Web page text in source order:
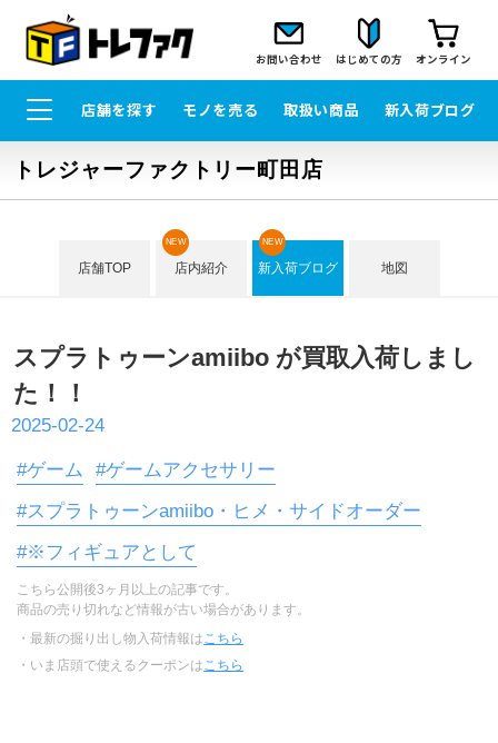
お問い合わせ はじめての方 オンライン
店舗を探す モノを売る 取扱い商品 新入荷ブログ
トレジャーファクトリー町田店
店舗TOP 店内紹介
NEW
新入荷ブログ
NEW
地図
スプラトゥーンamiibo が買取入荷しまし
た！！
2025-02-24
#ゲーム
#ゲームアクセサリー
#スプラトゥーンamiibo・ヒメ・サイドオーダー
#※フィギュアとして
こちら公開後3ヶ月以上の記事です。
商品の売り切れなど情報が古い場合があります。
・最新の掘り出し物入荷情報は こちら
・いま店頭で使えるクーポンは こちら